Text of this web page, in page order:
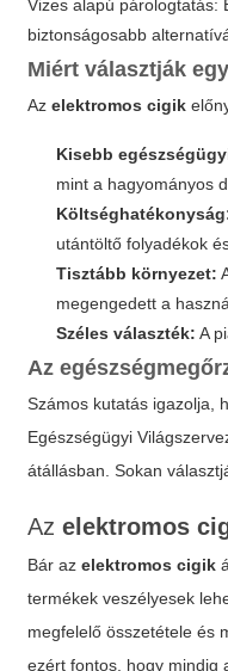
Vizes alapú párologtatás:
biztonságosabb
Miért választják
Azelektromos cigik
Kisebb
mint a hagyományos
utántöltő folyadékok
Tisztább környezet:
megengedett a
Széles választék: A
Az
Számos kutatás igazolja,
Egészségügyi
átállásban. Sokan
Azelektromos
Bár azelektromos cigik
termékek veszélyesek
megfelelő összetétele és
ezért fontos, hogy mindig